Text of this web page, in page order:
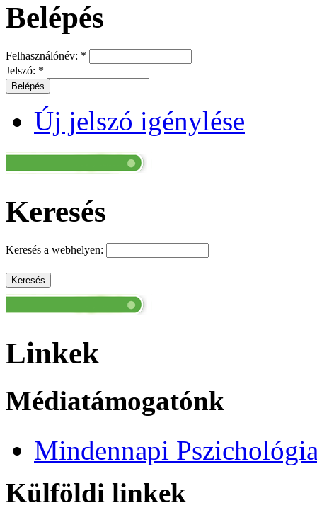
Belépés
Felhasználónév: *
Jelszó: *
Új jelszó igénylése
Keresés
Keresés a webhelyen:
Linkek
Médiatámogatónk
Mindennapi
Külföldi linkek